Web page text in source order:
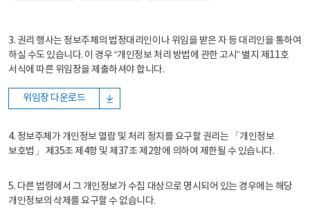
3. 권리 행사는 정보주체의 법정대리인이나 위임을 받은 자 등 대리인을 통하여
하실 수도 있습니다. 이 경우 “개인정보 처리 방법에 관한 고시” 별지 제11호
서식에 따른 위임장을 제출하셔야 합니다.
위임장 다운로드
4. 정보주체가 개인정보 열람 및 처리 정지를 요구할 권리는 「개인정보
보호법」 제35조 제4항 및 제37조 제2항에 의하여 제한될 수 있습니다.
5. 다른 법령에서 그 개인정보가 수집 대상으로 명시되어 있는 경우에는 해당
개인정보의 삭제를 요구할 수 없습니다.